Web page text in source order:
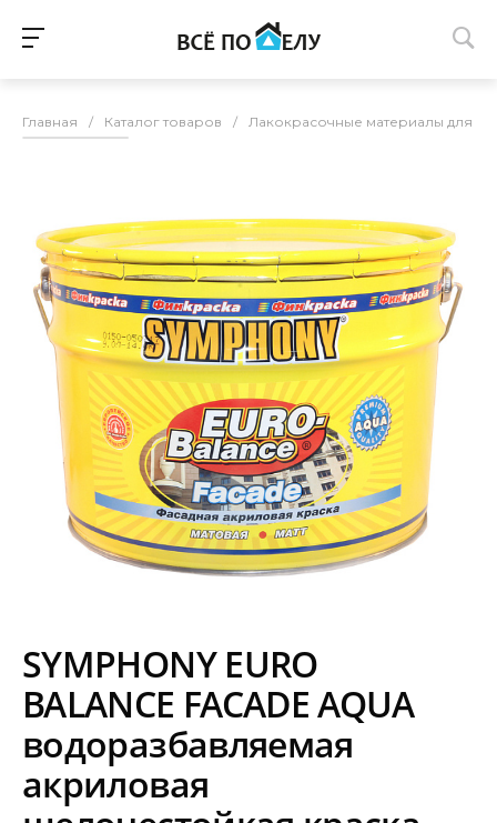
Главная / Каталог товаров / Лакокрасочные материалы для
SYMPHONY EURO
BALANCE FACADE AQUA
водоразбавляемая
акриловая